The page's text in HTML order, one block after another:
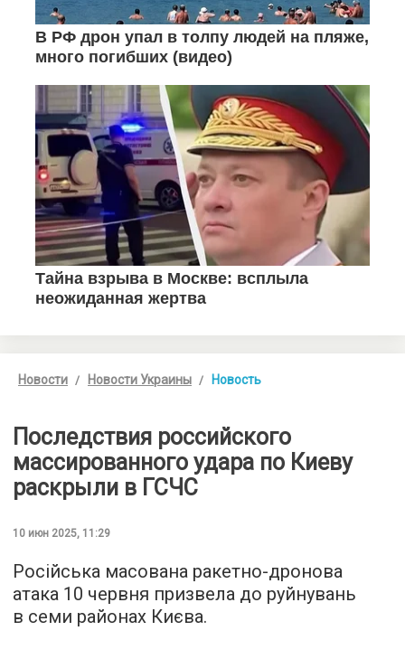
Новости Новости Украины Новость
Последствия российского
массированного удара по Киеву
раскрыли в ГСЧС
10 июн 2025, 11:29
Російська масована ракетно-дронова
атака 10 червня призвела до руйнувань
в семи районах Києва.